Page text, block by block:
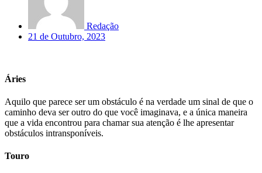
Redação
21 de Outubro, 2023
Áries
Aquilo que parece ser um obstáculo é na verdade um sinal de que o
caminho deva ser outro do que você imaginava, e a única maneira
que a vida encontrou para chamar sua atenção é lhe apresentar
obstáculos intransponíveis.
Touro